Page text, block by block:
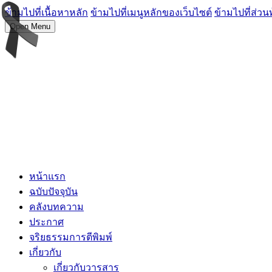
ข้ามไปที่เนื้อหาหลัก ข้ามไปที่เมนูหลักของเว็บไซต์ ข้ามไปที่ส่วน
Open Menu
หน้าแรก
ฉบับปัจจุบัน
คลังบทความ
ประกาศ
จริยธรรมการตีพิมพ์
เกี่ยวกับ
เกี่ยวกับวารสาร